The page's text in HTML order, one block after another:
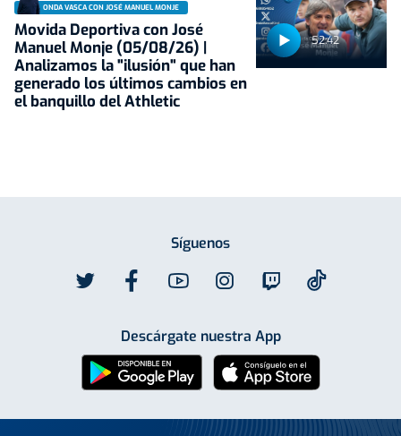
52:42
ONDA VASCA CON JOSÉ MANUEL MONJE
Movida Deportiva con José
Manuel Monje (05/08/26) |
Analizamos la "ilusión" que han
generado los últimos cambios en
el banquillo del Athletic
Síguenos
Descárgate nuestra App